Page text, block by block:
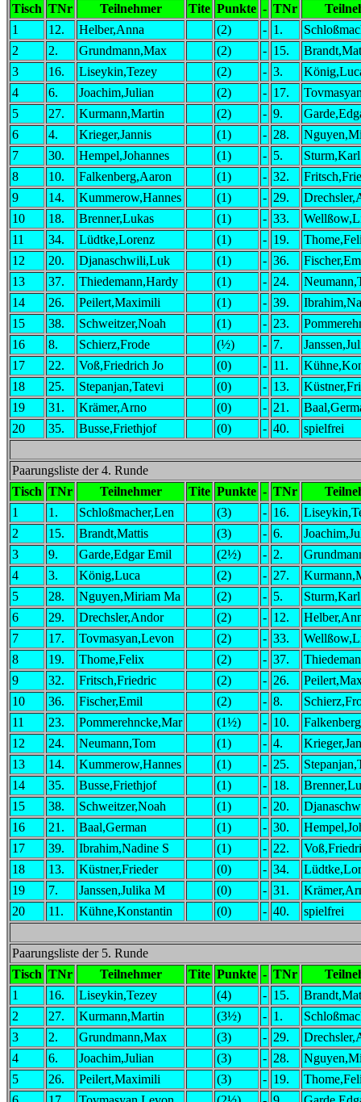
Tisch TNr Teilnehmer Tite Punkte - TNr
1
12. Helber,Anna (2) - 1.
2
2. Grundmann,Max (2) - 15.
3
16. Liseykin,Tezey (2) - 3.
4
6. Joachim,Julian (2) - 17.
5
27. Kurmann,Martin (2) - 9.
6
4. Krieger,Jannis (1) - 28.
7
30. Hempel,Johannes (1) - 5.
Sturm,Karl
8
10. Falkenberg,Aaron (1) - 32.
9
14. Kummerow,Hannes (1) - 29.
10
18. Brenner,Lukas (1) - 33.
11
34. Lüdtke,Lorenz (1) - 19.
12
20. Djanaschwili,Luk (1) - 36.
13
37. Thiedemann,Hardy (1) - 24.
14
26. Peilert,Maximili (1) - 39.
15
38. Schweitzer,Noah (1) - 23.
16
8. Schierz,Frode (½) - 7.
17
22. Voß,Friedrich Jo (0) - 11.
18
25. Stepanjan,Tatevi (0) - 13.
19
31. Krämer,Arno (0) - 21.
20
35. Busse,Friethjof (0) - 40. spielfrei
Paarungsliste der 4. Runde
Tisch TNr Teilnehmer Tite Punkte - TNr
1
1. Schloßmacher,Len (3) - 16.
2
15. Brandt,Mattis (3) - 6.
3
9. Garde,Edgar Emil (2½) - 2.
4
3. König,Luca (2) - 27.
5
28. Nguyen,Miriam Ma (2) - 5.
Sturm,Karl
6
29. Drechsler,Andor (2) - 12.
7
17. Tovmasyan,Levon (2) - 33.
8
19. Thome,Felix (2) - 37.
9
32. Fritsch,Friedric (2) - 26.
10
36. Fischer,Emil (2) - 8.
11
23. Pommerehncke,Mar (1½) - 10.
12
24. Neumann,Tom (1) - 4.
13
14. Kummerow,Hannes (1) - 25.
14
35. Busse,Friethjof (1) - 18.
15
38. Schweitzer,Noah (1) - 20.
16
21. Baal,German (1) - 30.
17
39. Ibrahim,Nadine S (1) - 22.
18
13. Küstner,Frieder (0) - 34.
19
7. Janssen,Julika M (0) - 31.
20
11. Kühne,Konstantin (0) - 40. spielfrei
Paarungsliste der 5. Runde
Tisch TNr Teilnehmer Tite Punkte - TNr
1
16. Liseykin,Tezey (4) - 15.
2
27. Kurmann,Martin (3½) - 1.
3
2. Grundmann,Max (3) - 29.
4
6. Joachim,Julian (3) - 28.
5
26. Peilert,Maximili (3) - 19.